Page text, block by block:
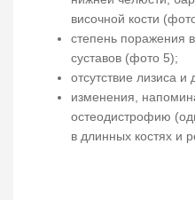
височной кости
степень поражения
суставов (фото 5);
отсутствие лизиса и
изменения,
остеодистрофию
в длинных костях и